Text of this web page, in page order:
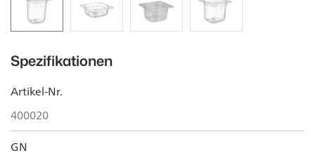
Spezifikationen
Artikel-Nr.
400020
GN